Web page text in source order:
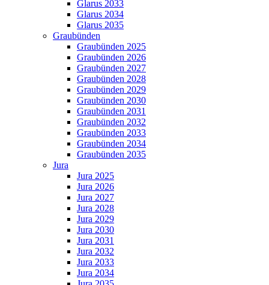
Glarus 2033
Glarus 2034
Glarus 2035
Graubünden
Graubünden 2025
Graubünden 2026
Graubünden 2027
Graubünden 2028
Graubünden 2029
Graubünden 2030
Graubünden 2031
Graubünden 2032
Graubünden 2033
Graubünden 2034
Graubünden 2035
Jura
Jura 2025
Jura 2026
Jura 2027
Jura 2028
Jura 2029
Jura 2030
Jura 2031
Jura 2032
Jura 2033
Jura 2034